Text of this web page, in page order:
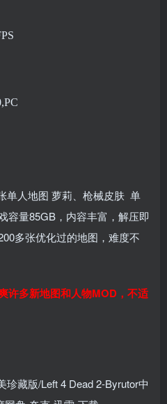
单人地图 萝莉、枪械皮肤 单
容量85GB，内容丰富，解压即
多张优化过的地图，难度不
许多新地图和人物MOD，不适